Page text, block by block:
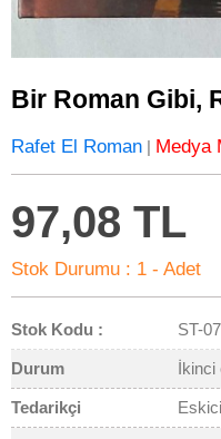
Bir Roman Gibi,
Rafet El Roman | Medya
97,08 TL
Stok Durumu : 1 - Adet
Stok Kodu : ST-
Durum İkinci
Tedarikçi